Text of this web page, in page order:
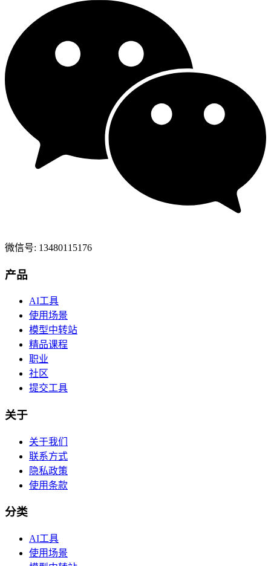
微信号: 13480115176
产品
AI工具
使用场景
模型中转站
精品课程
职业
社区
提交工具
关于
关于我们
联系方式
隐私政策
使用条款
分类
AI工具
使用场景